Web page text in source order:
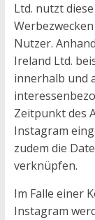
Ltd. nutzt
Nutzer.
Ireland Ltd.
innerhalb und
Zeitpunkt des
Instagram
zudem die
verknüpfen.
Im Falle einer
Instagram